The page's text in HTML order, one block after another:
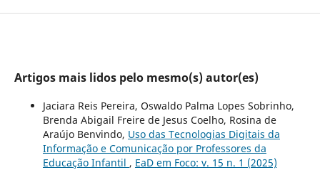
Artigos mais lidos pelo mesmo(s) autor(es)
Jaciara Reis Pereira, Oswaldo Palma Lopes Sobrinho,
Brenda Abigail Freire de Jesus Coelho, Rosina de
Araújo Benvindo, Uso das Tecnologias Digitais da
Informação e Comunicação por Professores da
Educação Infantil , EaD em Foco: v. 15 n. 1 (2025)